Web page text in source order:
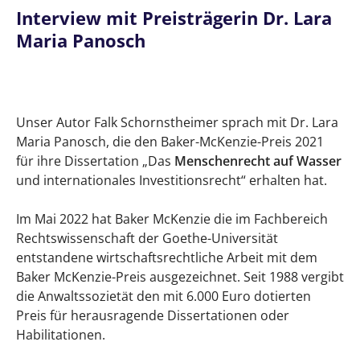
"Das Menschenrecht auf Wasser und
internationales Investitionsrecht" — Baker
McKenzie-Preis 2021
Dr. Lara Maria Panosch, Sie beschäftigen
sich in Ihrer Dissertation mit dem
Menschenrecht auf Wasser und dem Verhältnis
darauf?
Was fasziniert Sie an diesem rechtlichen
Themenkomplex?
Ist der Wunsch zu promovieren von Anfang
an da gewesen oder im Laufe des Studiums
Interview mit Preisträgerin Dr. Lara
Maria Panosch
Unser Autor Falk Schornstheimer sprach mit Dr. Lara
Maria Panosch, die den Baker-McKenzie-Preis 2021
für ihre Dissertation „Das Menschenrecht auf Wasser
und internationales Investitionsrecht“ erhalten hat.
Im Mai 2022 hat Baker McKenzie die im Fachbereich
Rechtswissenschaft der Goethe-Universität
entstandene wirtschaftsrechtliche Arbeit mit dem
Baker McKenzie-Preis ausgezeichnet. Seit 1988 vergibt
die Anwaltssozietät den mit 6.000 Euro dotierten
Preis für herausragende Dissertationen oder
Habilitationen.